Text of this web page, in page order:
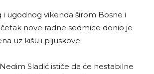
i ugodnog vikenda širom Bosne i
nove radne sedmice donio je
uz kišu i pljuskove.
Sladić ističe da će nestabilne